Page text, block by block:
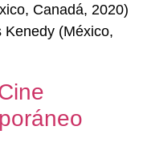
Canadá, 2020)
Kenedy (México,